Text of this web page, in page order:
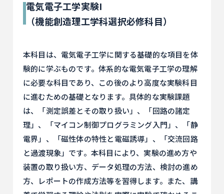
電気電子工学実験I
（機能創造理工学科選択必修科目）
本科目は、電気電子工学に関する基礎的な項目を体
験的に学ぶものです。体系的な電気電子工学の理解
に必要な科目であり、この後のより高度な実験科目
に進むための基礎となります。具体的な実験課題
は、「測定誤差とその取り扱い」、「回路の諸定
理」、「マイコン制御プログラミング入門」、「静
電界」、「磁性体の特性と電磁誘導」、「交流回路
と過渡現象」です。本科目により、実験の進め方や
装置の取り扱い方、データ処理の方法、検討の進め
方、レポートの作成方法等を習得します。また、講